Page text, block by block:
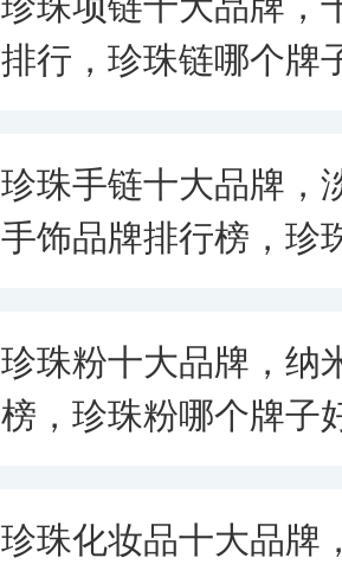
排行，珍珠链哪个牌
珍珠手链十大品牌，
手饰品牌排行榜，珍
珍珠粉十大品牌，纳
榜，珍珠粉哪个牌子
珍珠化妆品十大品牌